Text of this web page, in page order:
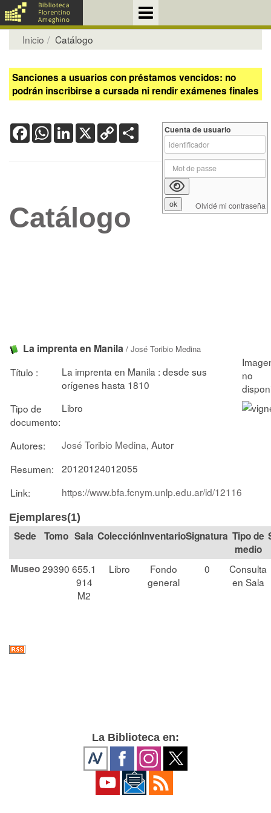
Inicio Catálogo
Sanciones a usuarios con préstamos vencidos: no
podrán inscribirse a cursada ni rendir exámenes finales
FacebookWhatsApp
LinkedIn
X Copy
Link
Catálogo
La imprenta en Manila / José Toribio Medina
Título :
La imprenta en Manila : desde sus
orígenes hasta 1810
Tipo de
documento:
Libro
Autores: José Toribio Medina, Autor
Resumen:
20120124012055
Link:
https://www.bfa.fcnym.unlp.edu.ar/id/12116
Ejemplares(1)
Tomo Sala Colección Signatura Tipo de
medio
Museo29390 655.1
914
M2
Libro
Fondo
general
0
Consulta
en Sala
Cuenta de usuario
Olvidé mi contraseña
La Biblioteca en: